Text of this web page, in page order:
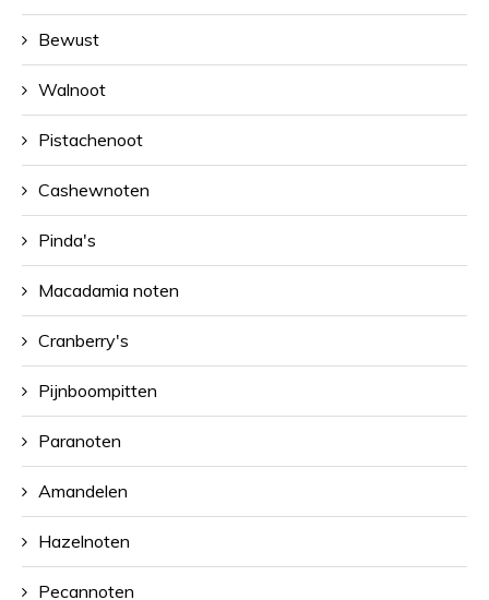
Bewust
Walnoot
Pistachenoot
Cashewnoten
Pinda's
Macadamia noten
Cranberry's
Pijnboompitten
Paranoten
Amandelen
Hazelnoten
Pecannoten